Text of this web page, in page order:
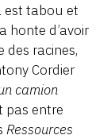
est tabou et
honte d’avoir
des racines,
Cordier
camion
pas entre
Ressources